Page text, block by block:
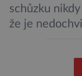
schůzku
že je
chodí